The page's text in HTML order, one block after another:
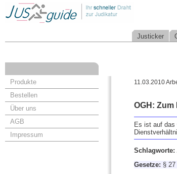
Justicker
Produkte
Bestellen
Über uns
AGB
Impressum
11.03.2010
OGH:
Es ist auf das
Schlagworte:
Gesetze: §